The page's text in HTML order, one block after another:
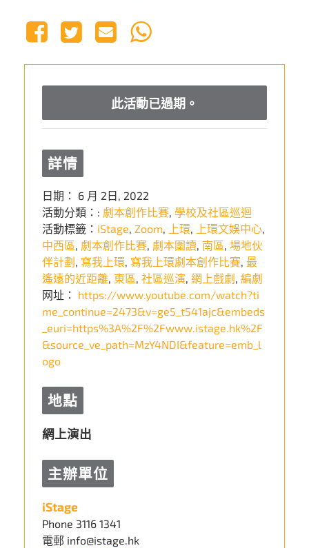
此活動已過期。
詳情
日期：
6 月 2日, 2022
活動分類：: 劇本創作比賽, 學校及社區巡迴
活動標籤： iStage, Zoom, 上環, 上環文娛中心,
中西區, 劇本創作比賽, 劇本圍讀, 南區, 場地伙
伴計劃 , 寫我上環, 寫我上環劇本創作比賽, 最
遙遠的近距離, 東區, 社區巡演, 網上戲劇 , 編劇
网址：
https://www.youtube.com/watch?ti
me_continue=2473&v=ge5_t541ajc&embeds
_euri=https%3A%2F%2Fwww.istage.hk%2F
&source_ve_path=MzY4NDI&feature=emb_l
ogo
地點
網上演出
主辦單位
iStage
Phone 3116 1341
電郵 info@istage.hk